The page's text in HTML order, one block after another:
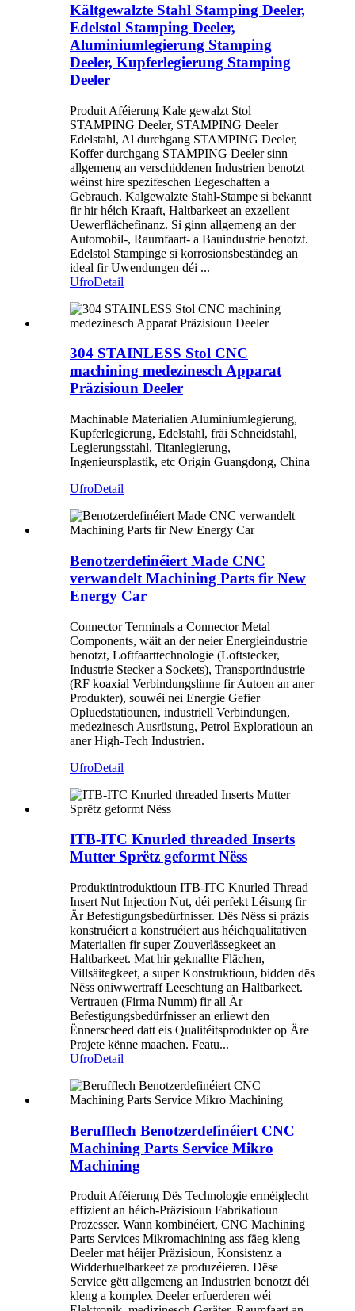
Kältgewalzte Stahl Stamping Deeler,
Edelstol Stamping Deeler,
Aluminiumlegierung Stamping
Deeler, Kupferlegierung Stamping
Deeler
Produit Aféierung Kale gewalzt Stol
STAMPING Deeler, STAMPING Deeler
Edelstahl, Al durchgang STAMPING Deeler,
Koffer durchgang STAMPING Deeler sinn
allgemeng an verschiddenen Industrien benotzt
wéinst hire spezifeschen Eegeschaften a
Gebrauch. Kalgewalzte Stahl-Stampe si bekannt
fir hir héich Kraaft, Haltbarkeet an exzellent
Uewerflächefinanz. Si ginn allgemeng an der
Automobil-, Raumfaart- a Bauindustrie benotzt.
Edelstol Stampinge si korrosionsbeständeg an
ideal fir Uwendungen déi ...
UfroDetail
304 STAINLESS Stol CNC
machining medezinesch Apparat
Präzisioun Deeler
Machinable Materialien Aluminiumlegierung,
Kupferlegierung, Edelstahl, fräi Schneidstahl,
Legierungsstahl, Titanlegierung,
Ingenieursplastik, etc Origin Guangdong, China
UfroDetail
Benotzerdefinéiert Made CNC
verwandelt Machining Parts fir New
Energy Car
Connector Terminals a Connector Metal
Components, wäit an der neier Energieindustrie
benotzt, Loftfaarttechnologie (Loftstecker,
Industrie Stecker a Sockets), Transportindustrie
(RF koaxial Verbindungslinne fir Autoen an aner
Produkter), souwéi nei Energie Gefier
Opluedstatiounen, industriell Verbindungen,
medezinesch Ausrüstung, Petrol Exploratioun an
aner High-Tech Industrien.
UfroDetail
ITB-ITC Knurled threaded Inserts
Mutter Sprëtz geformt Nëss
Produktintroduktioun ITB-ITC Knurled Thread
Insert Nut Injection Nut, déi perfekt Léisung fir
Är Befestigungsbedürfnisser. Dës Nëss si präzis
konstruéiert a konstruéiert aus héichqualitativen
Materialien fir super Zouverlässegkeet an
Haltbarkeet. Mat hir geknallte Flächen,
Villsäitegkeet, a super Konstruktioun, bidden dës
Nëss oniwwertraff Leeschtung an Haltbarkeet.
Vertrauen (Firma Numm) fir all Är
Befestigungsbedürfnisser an erliewt den
Ënnerscheed datt eis Qualitéitsprodukter op Äre
Projete kënne maachen. Featu...
UfroDetail
Berufflech Benotzerdefinéiert CNC
Machining Parts Service Mikro
Machining
Produit Aféierung Dës Technologie erméiglecht
effizient an héich-Präzisioun Fabrikatioun
Prozesser. Wann kombinéiert, CNC Machining
Parts Services Mikromachining ass fäeg kleng
Deeler mat héijer Präzisioun, Konsistenz a
Widderhuelbarkeet ze produzéieren. Dëse
Service gëtt allgemeng an Industrien benotzt déi
kleng a komplex Deeler erfuerderen wéi